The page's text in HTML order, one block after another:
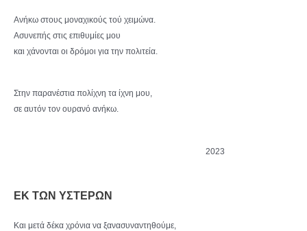
Ανήκω στους μοναχικούς τού χειμώνα.
Ασυνεπής στις επιθυμίες μου
και χάνονται οι δρόμοι για την πολιτεία.
Στην παρανέστια πολίχνη τα ίχνη μου,
σε αυτόν τον ουρανό ανήκω.
2023
ΕΚ ΤΩΝ ΥΣΤΕΡΩΝ
Και μετά δέκα χρόνια να ξανασυναντηθούμε,